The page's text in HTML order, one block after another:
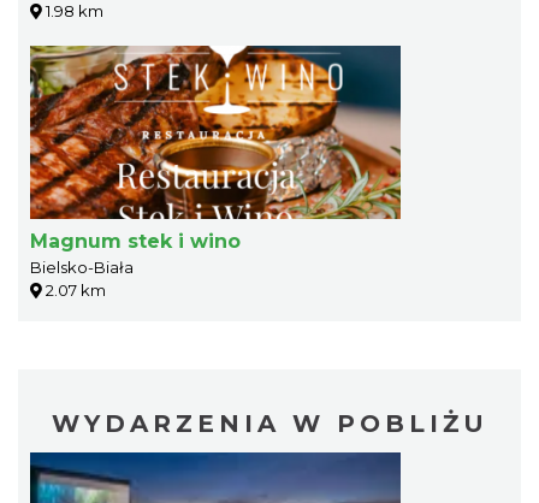
1.98 km
Magnum stek i wino
Bielsko-Biała
2.07 km
WYDARZENIA W POBLIŻU